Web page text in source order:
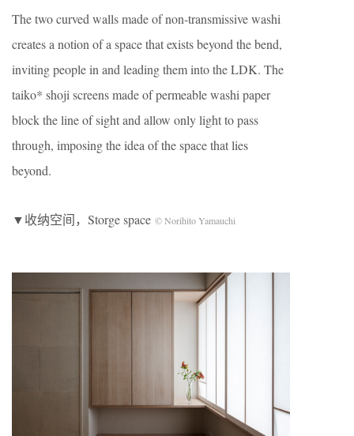
The two curved walls made of non-transmissive washi
creates a notion of a space that exists beyond the bend,
inviting people in and leading them into the LDK. The
taiko* shoji screens made of permeable washi paper
block the line of sight and allow only light to pass
through, imposing the idea of the space that lies
beyond.
▼收纳空间，Storge space © Norihito Yamauchi